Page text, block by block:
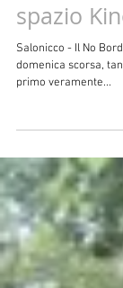
spazio
Salonicco - Il No
domenica scorsa,
primo veramente...